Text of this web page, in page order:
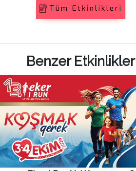
Tüm Etkinlikleri
Benzer Etkinlikler